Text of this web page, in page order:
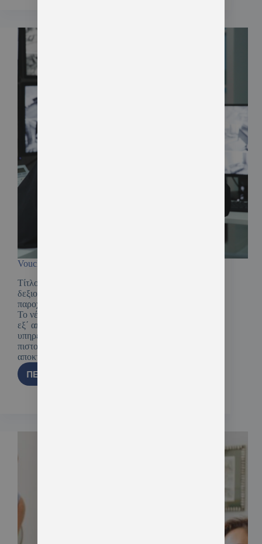
Voucher Security Ανέργων με επίδομα 525€
Τίτλος προγράμματος «Ανάπτυξη βασικών
δεξιοτήτων ως Προσωπικό Ιδιωτικής Ασφάλειας με
παροχή πιστοποίησης των αποκτηθεισών γνώσεων”
Το νέο πρόγραμμα Voucher Security θα υλοποιηθεί
εξ΄ αποστάσεως και περιλαμβάνει: παροχή
υπηρεσιών κατάρτισης διάρκειας 105 ωρών.
πιστοποίηση των γνώσεων και δεξιοτήτων που θα
αποκτηθούν…
ΠΕΡΙΣΣΌΤΕΡΑ